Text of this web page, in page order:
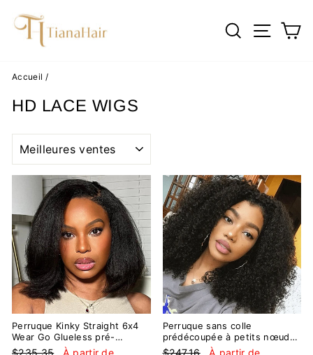
contenu
Accueil /
HD LACE WIGS
Réduit
Perruque Kinky Straight 6x4
Wear Go Glueless pré-
assemblée
Prix
$235.35
Prix
À partir de
Réduit
Perruque sans colle
prédécoupée à petits nœuds
pré-décolorés de Wear Go
Prix
$247.16
Prix
À partir de